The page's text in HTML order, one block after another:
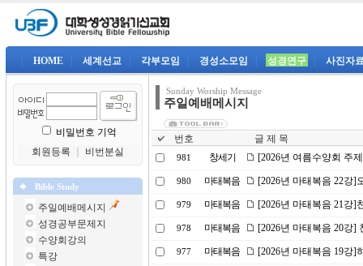
HOME 세계선교 각부모임 경성소모임 성경연구 사진자
비밀번호 기억
회원등록
비번분실
Bible Study
주일예배메시지
성경공부문제지
수양회강의
특강
Sunday Worship Message
주일예배메시지
번호 글 제 목
981 창세기 [2026년 여름수양회 주
980 마태복음 [2026년 마태복음 22강]
979 마태복음 [2026년 마태복음 21강]
978 마태복음 [2026년 마태복음 20강]
977 마태복음 [2026년 마태복음 19강]